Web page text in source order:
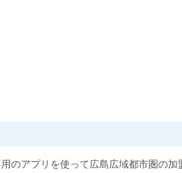
のアプリを使って広島広域都市圏の加